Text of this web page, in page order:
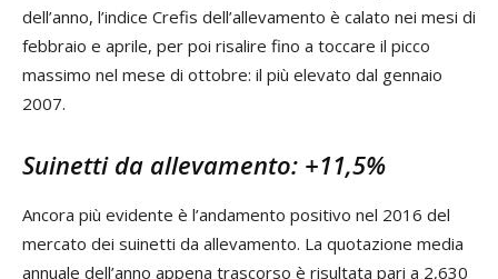
dell’anno, l’indice Crefis dell’allevamento è calato nei mesi di
febbraio e aprile, per poi risalire fino a toccare il picco
massimo nel mese di ottobre: il più elevato dal gennaio
2007.
Suinetti da allevamento: +11,5%
Ancora più evidente è l’andamento positivo nel 2016 del
mercato dei suinetti da allevamento. La quotazione media
annuale dell’anno appena trascorso è risultata pari a 2,630